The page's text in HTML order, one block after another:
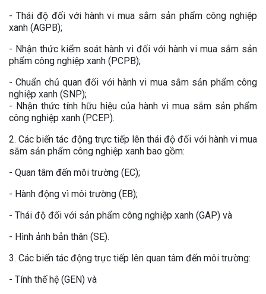
- Thái độ đối với hành vi mua sắm sản phẩm công nghiệp
xanh (AGPB);
- Nhận thức kiểm soát hành vi đối với hành vi mua sắm sản
phẩm công nghiệp xanh (PCPB);
- Chuẩn chủ quan đối với hành vi mua sắm sản phẩm công
nghiệp xanh (SNP);
- Nhận thức tính hữu hiệu của hành vi mua sắm sản phẩm
công nghiệp xanh (PCEP).
2. Các biến tác động trực tiếp lên thái độ đối với hành vi mua
sắm sản phẩm công nghiệp xanh bao gồm:
- Quan tâm đến môi trường (EC);
- Hành động vì môi trường (EB);
- Thái độ đối với sản phẩm công nghiệp xanh (GAP) và
- Hình ảnh bản thân (SE).
3. Các biến tác động trực tiếp lên quan tâm đến môi trường:
- Tính thế hệ (GEN) và